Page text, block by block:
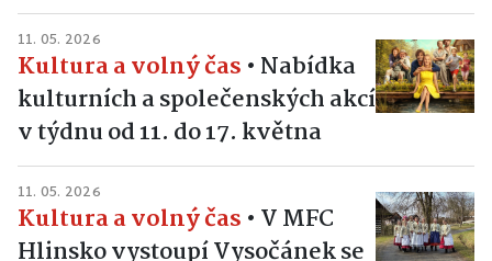
11. 05. 2026
Kultura a volný čas • Nabídka
kulturních a společenských akcí
v týdnu od 11. do 17. května
11. 05. 2026
Kultura a volný čas • V MFC
Hlinsko vystoupí Vysočánek se